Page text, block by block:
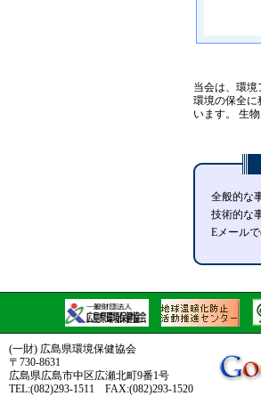
当会は、環
環境の保全に
います。 生
全般的な
技術的な
Eメール
(一財) 広島県環境保健協会
〒730-8631
広島県広島市中区広瀬北町9番1号
TEL:(082)293-1511 FAX:(082)293-1520